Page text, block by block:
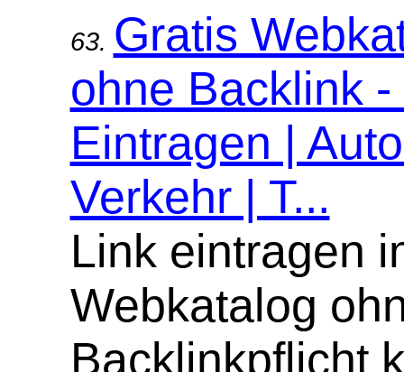
63. Gratis
ohne Backlink
Eintragen |
Verkehr | T...
Link eintragen
Webkatalog
Backlinkpflicht